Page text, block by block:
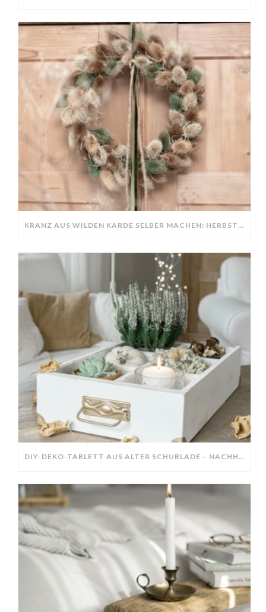
KRANZ AUS WILDEN KARDE SELBER MACHEN: HERBSTDEKO GANZ EINFACH
DIY-DEKO-TABLETT AUS ALTER SCHUBLADE – NACHHALTIGE HERBSTDEKO SELBER MACHEN!